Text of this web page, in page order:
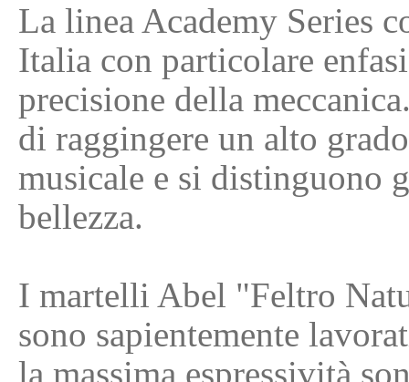
La linea Academy Series
Italia con particolare
precisione della
di raggingere un alto
musicale e si distinguono
bellezza.
I martelli Abel "Feltro
sono sapientemente
la massima espressività